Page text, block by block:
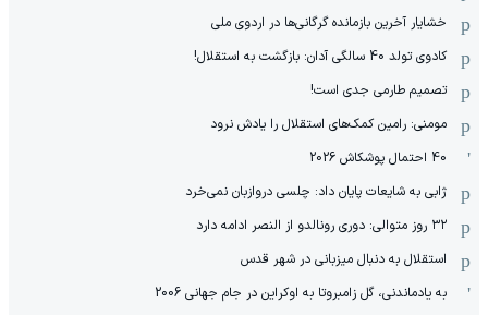
خشایار آخرین بازمانده گرگانی‌ها در اردوی ملی
کادوی تولد 40 سالگی آدان: بازگشت به استقلال!
تصمیم طارمی جدی است!
مومنی: رامین کمک‌های استقلال را یادش نرود
40 احتمال پوشکاش 2026
ژابی به شایعات پایان داد: چلسی دروازبان نمی‌خرد
۳۲ روز متوالی: دوری رونالدو از النصر ادامه دارد
استقلال به دنبال میزبانی در شهر قدس
به یادماندنی، گل زامبروتا به اوکراین در جام جهانی 2006